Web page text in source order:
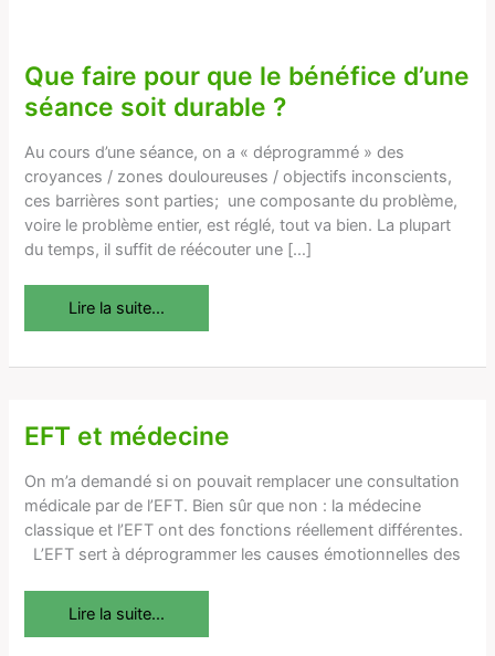
Que faire pour que le bénéfice d’une
séance soit durable ?
Au cours d’une séance, on a « déprogrammé » des
croyances / zones douloureuses / objectifs inconscients,
ces barrières sont parties; une composante du problème,
voire le problème entier, est réglé, tout va bien. La plupart
du temps, il suffit de réécouter une […]
Que
pour
que
le
bénéfice
d’une
séance
durable
?
Lire la suite...
EFT et médecine
On m’a demandé si on pouvait remplacer une consultation
médicale par de l’EFT. Bien sûr que non : la médecine
classique et l’EFT ont des fonctions réellement différentes.
L’EFT sert à déprogrammer les causes émotionnelles des
EFT
médecine
Lire la suite...